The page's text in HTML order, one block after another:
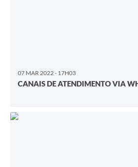
07 MAR 2022 - 17H03
CANAIS DE ATENDIMENTO VIA